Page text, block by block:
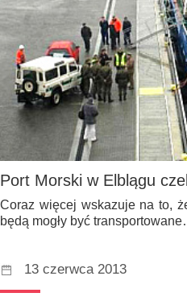
Port Morski w Elblągu
Coraz więcej wskazuje na to,
będą mogły być
13 czerwca 2013